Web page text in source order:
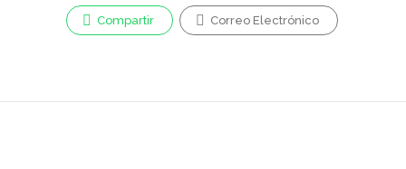
Compartir Correo Electrónico